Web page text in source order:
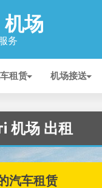
场
务
租赁 机场接送
机场 出租
汽车租赁